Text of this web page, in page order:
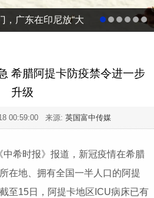
，广东在印尼放“大
希腊阿提卡防疫禁令进一步
升级
00:59:00 来源: 英国富中传媒
希时报》报道，新冠疫情在希腊
在地、拥有全国一半人口的阿提
至15日，阿提卡地区ICU病床已有